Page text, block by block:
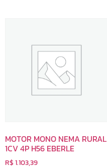
MOTOR MONO NEMA RURAL
1CV 4P H56 EBERLE
R$1.103,39